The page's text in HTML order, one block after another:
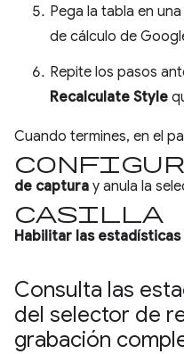
Pega la tabla en
de cálculo de
Repite los pasos
Recalculate Style
Cuando termines, en el
de captura y anula la
casilla
Habilitar las
Consulta las
del selector de
grabación